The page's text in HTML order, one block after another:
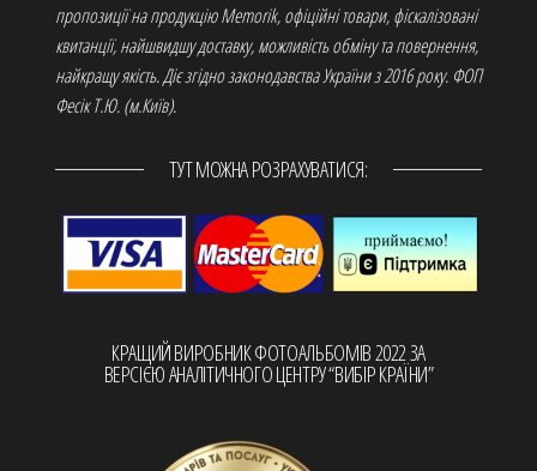
пропозиції на продукцію Memorik, офіційні товари, фіскалізовані
квитанції, найшвидшу доставку, можливість обміну та повернення,
найкращу якість. Діє згідно законодавства України з 2016 року. ФОП
Фесік Т.Ю. (м.Київ).
ТУТ МОЖНА РОЗРАХУВАТИСЯ:
КРАЩИЙ ВИРОБНИК ФОТОАЛЬБОМІВ 2022 ЗА
ВЕРСІЄЮ АНАЛІТИЧНОГО ЦЕНТРУ “ВИБІР КРАЇНИ”